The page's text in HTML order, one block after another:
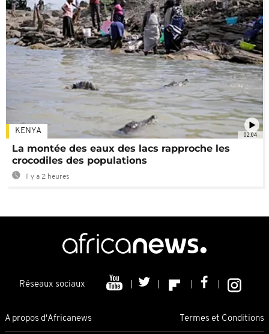
02:04
KENYA
La montée des eaux des lacs rapproche les
crocodiles des populations
Il y a 2 heures
Réseaux sociaux
A propos d'Africanews Termes et Conditions